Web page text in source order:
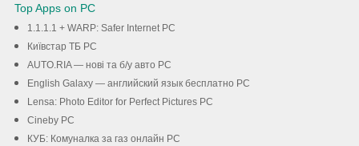
Top Apps on PC
1.1.1.1 + WARP: Safer Internet PC
Київстар TБ PC
AUTO.RIA — нові та б/у авто PC
English Galaxy — английский язык бесплатно PC
Lensa: Photo Editor for Perfect Pictures PC
Cineby PC
КУБ: Комуналка за газ онлайн PC